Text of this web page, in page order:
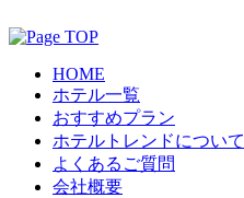
HOME
ホテル一覧
おすすめプラン
ホテルトレンドについて
よくあるご質問
会社概要